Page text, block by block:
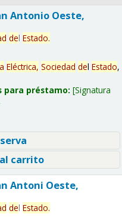
Antonio Oeste,
del Estado.
Eléctrica, Sociedad del Estado,
para préstamo: Signatura
carrito
Antoni Oeste,
del Estado.